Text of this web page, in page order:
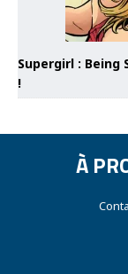
Supergirl :
!
À